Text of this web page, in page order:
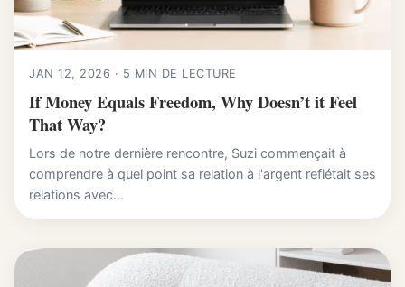
JAN 12, 2026 · 5 MIN DE LECTURE
If Money Equals Freedom, Why Doesn’t it Feel
That Way?
Lors de notre dernière rencontre, Suzi commençait à
comprendre à quel point sa relation à l'argent reflétait ses
relations avec...